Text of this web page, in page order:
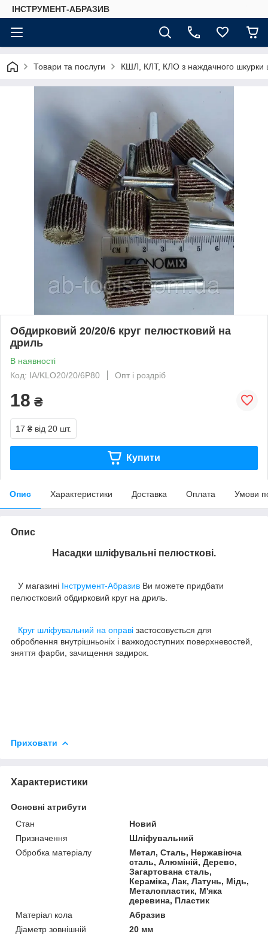
ІНСТРУМЕНТ-АБРАЗИВ
Товари та послуги КШЛ, КЛТ, КЛО з наждачного шкурки
Обдирковий 20/20/6 круг пелюстковий на
дриль
В наявності
Код: IA/KLO20/20/6P80
Опт і роздріб
18 ₴
17 ₴ від 20 шт.
Купити
Опис Характеристики Доставка Оплата Умови
Опис
Насадки шліфувальні пелюсткові.
У магазині Інструмент-Абразив Ви можете придбати
пелюстковий обдирковий круг на дриль.
Круг шліфувальний на оправі застосовується для
оброблення внутрішньоніx і важкодоступних поверхневостей,
зняття фарби, зачищення задирок.
Приховати
Характеристики
Основні атрибути
Стан
Новий
Призначення
Шліфувальний
Обробка матеріалу
Метал, Сталь, Нержавіюча
сталь, Алюміній, Дерево,
Загартована сталь,
Кераміка, Лак, Латунь, Мідь,
Металопластик, М'яка
деревина, Пластик
Матеріал кола
Абразив
Діаметр зовнішній
20 мм